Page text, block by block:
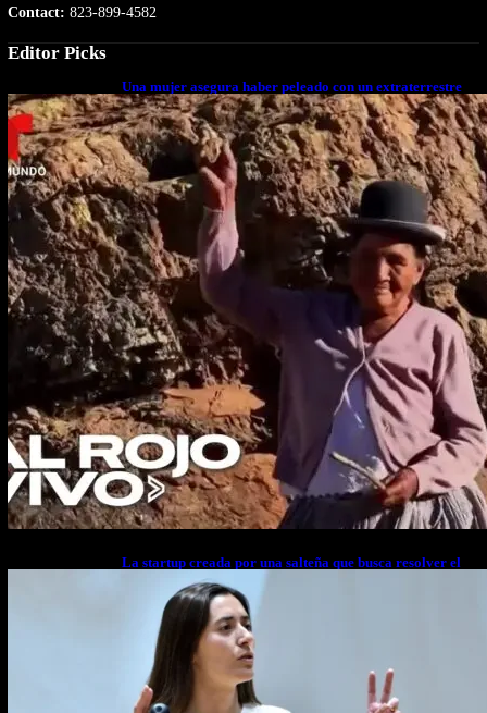
Contact: 823-899-4582
Editor Picks
Una mujer asegura haber peleado con un extraterrestre
cuerpo a cuerpo
La startup creada por una salteña que busca resolver el
estrés financiero en Latinoamérica